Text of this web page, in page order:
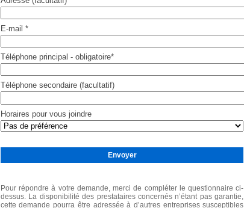
E-mail *
Téléphone principal - obligatoire*
Téléphone secondaire (facultatif)
Horaires pour vous joindre
Pour répondre à votre demande, merci de compléter le questionnaire ci-
dessus. La disponibilité des prestataires concernés n’étant pas garantie,
cette demande pourra être adressée à d’autres entreprises susceptibles